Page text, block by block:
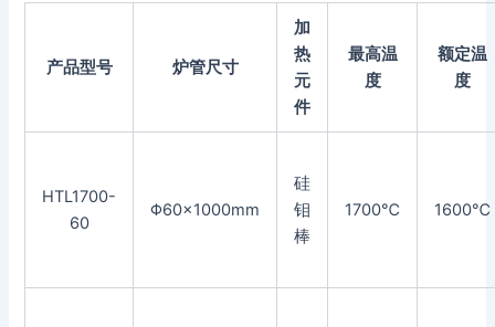
产品型号 炉管尺寸
加
热
元
件
最高温
度
额定温
度
HTL1700-
60
Φ60×1000mm
硅
钼
棒
1700℃ 1600℃